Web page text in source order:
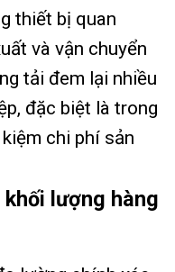
thiết bị quan
và vận chuyển
tải đem lại nhiều
đặc biệt là trong
chi phí sản
lượng hàng